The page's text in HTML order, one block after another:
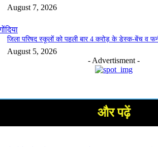
August 7, 2026
जिला परिषद स्कूलों को पहली बार 4 करोड़ के डेस्क-बेंच व
August 5, 2026
- Advertisment -
और पढ़ें